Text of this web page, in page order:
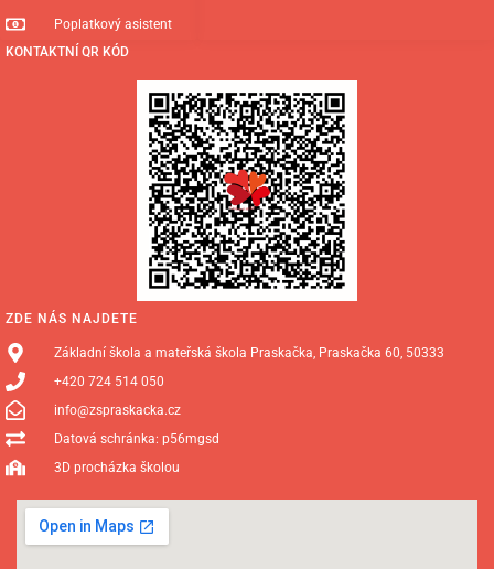
ZDE NÁS NAJDETE
Základní škola a mateřská škola Praskačka, Praskačka 60, 50333
+420 724 514 050
info@zspraskacka.cz
Datová schránka: p56mgsd
3D procházka školou
KONTAKTNÍ QR KÓD
Poplatkový asistent